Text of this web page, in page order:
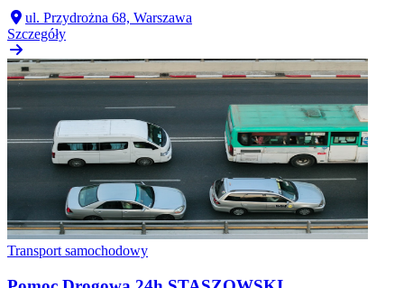
ul. Przydrożna 68, Warszawa
Szczegóły
Transport samochodowy